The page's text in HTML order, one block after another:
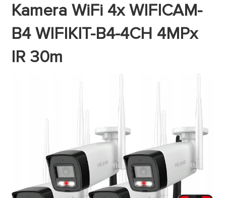
Kamera WiFi 4x WIFICAM-
B4 WIFIKIT-B4-4CH 4MPx
IR 30m